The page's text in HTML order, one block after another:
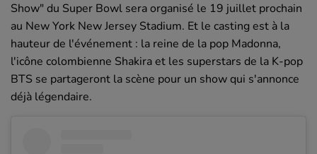
Show" du Super Bowl sera organisé le 19 juillet prochain
au New York New Jersey Stadium. Et le casting est à la
hauteur de l'événement : la reine de la pop Madonna,
l'icône colombienne Shakira et les superstars de la K-pop
BTS se partageront la scène pour un show qui s'annonce
déjà légendaire.